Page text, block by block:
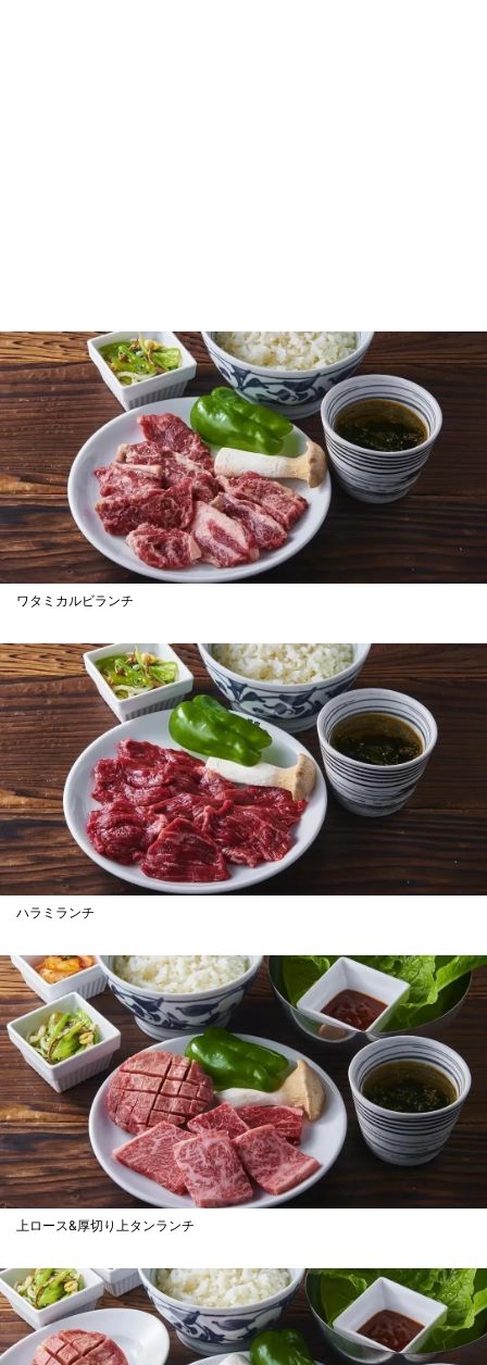
ワタミカルビランチ
ハラミランチ
上ロース&厚切り上タンランチ